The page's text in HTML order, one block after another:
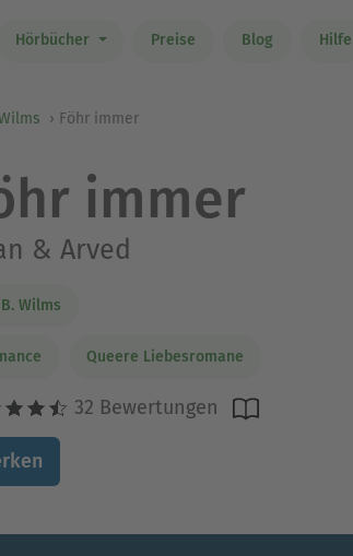
Hörbücher Preise Blog Hilfe
Föhr immer
immer
& Arved
Wilms
Queere Liebesromane
32 Bewertungen